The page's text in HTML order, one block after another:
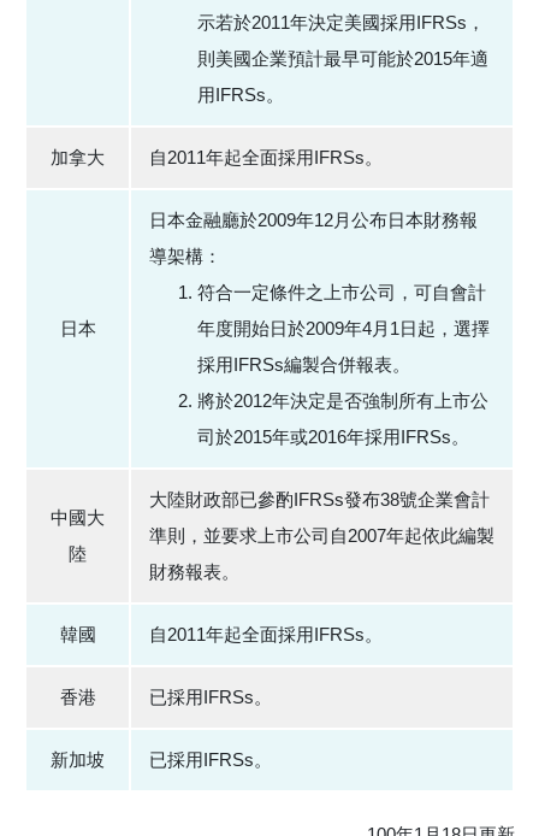
示若於2011年決定美國採用IFRSs，
則美國企業預計最早可能於2015年適
用IFRSs。
加拿大 自2011年起全面採用IFRSs。
日本
日本金融廳於2009年12月公布日本財務報
導架構：
符合一定條件之上市公司，可自會計
年度開始日於2009年4月1日起，選擇
採用IFRSs編製合併報表。
將於2012年決定是否強制所有上市公
司於2015年或2016年採用IFRSs。
中國大
陸
大陸財政部已參酌IFRSs發布38號企業會計
準則，並要求上市公司自2007年起依此編製
財務報表。
韓國 自2011年起全面採用IFRSs。
香港 已採用IFRSs。
新加坡 已採用IFRSs。